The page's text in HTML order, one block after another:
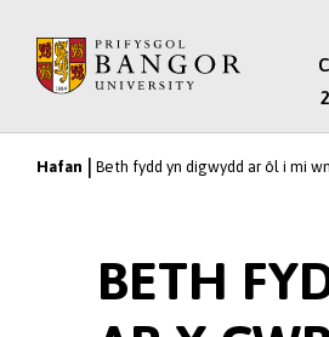
Breadcrumb
Hafan Beth fydd yn digwydd ar ôl i mi
BETH